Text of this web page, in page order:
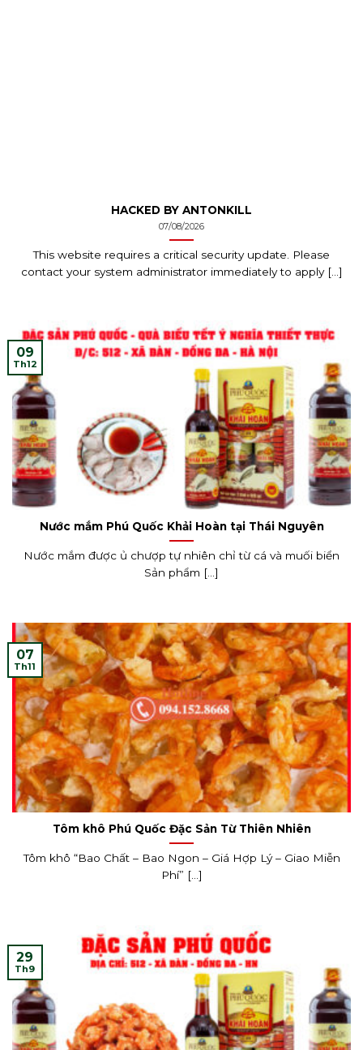
HACKED BY ANTONKILL
07/08/2026
This website requires a critical security update. Please
contact your system administrator immediately to apply [...]
Nước mắm Phú Quốc Khải Hoàn tại Thái Nguyên
Nước mắm được ủ chượp tự nhiên chỉ từ cá và muối biển
Sản phẩm [...]
09
Th12
Tôm khô Phú Quốc Đặc Sản Từ Thiên Nhiên
Tôm khô “Bao Chất – Bao Ngon – Giá Hợp Lý – Giao Miễn
Phí” [...]
07
Th11
29
Th9